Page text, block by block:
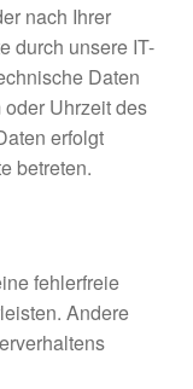
nach Ihrer
durch unsere IT-
Daten
Uhrzeit des
erfolgt
betreten.
fehlerfreie
Andere